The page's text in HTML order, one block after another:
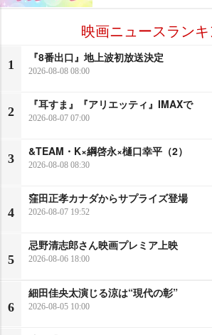
映画ニュースラン
1
『8番出口』地上波初放送決定
2026-08-08 08:00
2
『耳すま』『アリエッティ』IMAXで
2026-08-07 07:00
3
&TEAM・K×綱啓永×樋口幸平（2）
2026-08-08 08:30
4
窪田正孝カナダからサプライズ登場
2026-08-07 19:52
5
忌野清志郎さん映画プレミア上映
2026-08-06 18:00
6
細田佳央太演じる涼は“現代の彰”
2026-08-05 10:00